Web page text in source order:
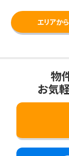
エリアか
物
お気